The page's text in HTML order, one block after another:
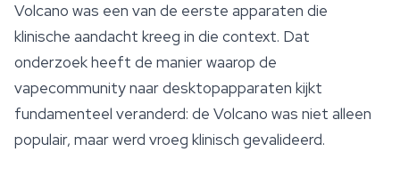
Volcano was een van de eerste apparaten die
klinische aandacht kreeg in die context. Dat
onderzoek heeft de manier waarop de
vapecommunity naar desktopapparaten kijkt
fundamenteel veranderd: de Volcano was niet alleen
populair, maar werd vroeg klinisch gevalideerd.